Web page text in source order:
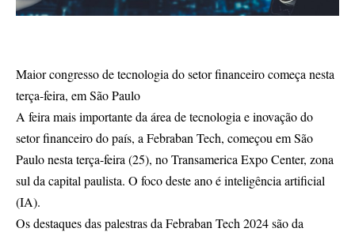
Maior congresso de tecnologia do setor financeiro começa nesta
terça-feira, em São Paulo
A feira mais importante da área de tecnologia e inovação do
setor financeiro do país, a Febraban Tech, começou em São
Paulo nesta terça-feira (25), no Transamerica Expo Center, zona
sul da capital paulista. O foco deste ano é inteligência artificial
(IA).
Os destaques das palestras da Febraban Tech 2024 são da